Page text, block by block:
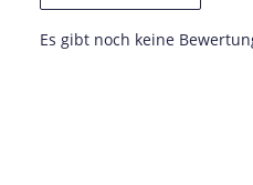
Es gibt noch keine